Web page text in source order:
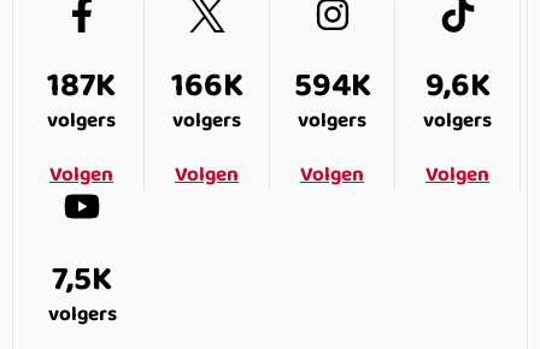
187K
volgers
Volgen
166K
volgers
Volgen
594K
volgers
Volgen
9,6K
volgers
Volgen
7,5K
volgers